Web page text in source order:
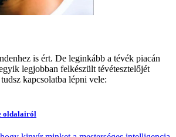
is ért. De leginkább a tévék piacán
legjobban felkészült tévétesztelőjét
kapcsolatba lépni vele:
oldalairól